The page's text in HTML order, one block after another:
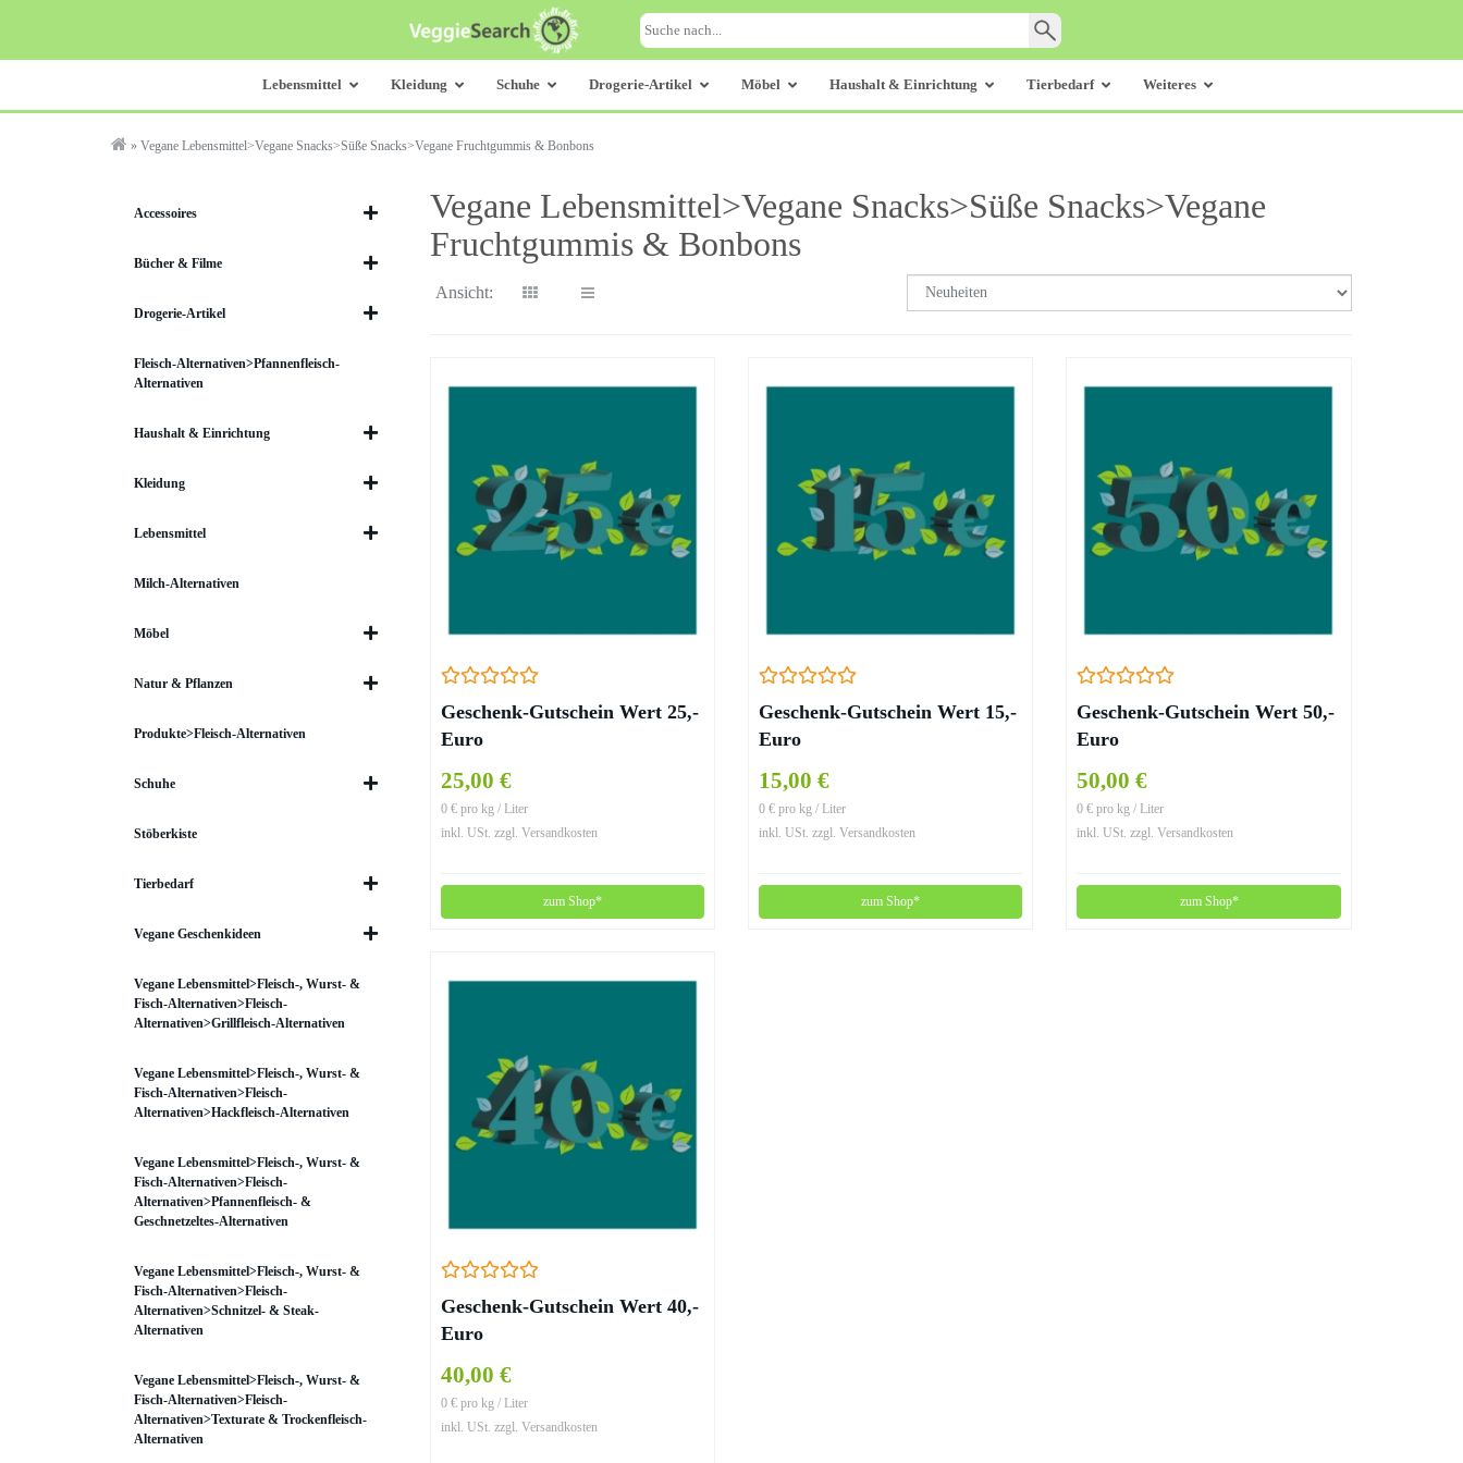
main
Lebensmittel Kleidung Schuhe Drogerie-Artikel Möbel Haushalt & Einrichtung Tierbedarf Weiteres
» Vegane Lebensmittel>Vegane Snacks>Süße Snacks>Vegane Fruchtgummis & Bonbons
Vegane Lebensmittel>Vegane Snacks>Süße Snacks>Vegane
Fruchtgummis & Bonbons
Ansicht:
Geschenk-Gutschein Wert 25,-
Euro
25,00 €
0 € pro kg / Liter
inkl. USt. zzgl. Versandkosten
zum Shop*
Geschenk-Gutschein Wert 15,-
Euro
15,00 €
0 € pro kg / Liter
inkl. USt. zzgl. Versandkosten
zum Shop*
Geschenk-Gutschein Wert 50,-
Euro
50,00 €
0 € pro kg / Liter
inkl. USt. zzgl. Versandkosten
zum Shop*
Geschenk-Gutschein Wert 40,-
Euro
40,00 €
0 € pro kg / Liter
inkl. USt. zzgl. Versandkosten
Accessoires
Bücher & Filme
Drogerie-Artikel
Fleisch-Alternativen>Pfannenfleisch-
Alternativen
Haushalt & Einrichtung
Kleidung
Lebensmittel
Milch-Alternativen
Möbel
Natur & Pflanzen
Produkte>Fleisch-Alternativen
Schuhe
Stöberkiste
Tierbedarf
Vegane Geschenkideen
Vegane Lebensmittel>Fleisch-, Wurst- &
Fisch-Alternativen>Fleisch-
Alternativen>Grillfleisch-Alternativen
Vegane Lebensmittel>Fleisch-, Wurst- &
Fisch-Alternativen>Fleisch-
Alternativen>Hackfleisch-Alternativen
Vegane Lebensmittel>Fleisch-, Wurst- &
Fisch-Alternativen>Fleisch-
Alternativen>Pfannenfleisch- &
Geschnetzeltes-Alternativen
Vegane Lebensmittel>Fleisch-, Wurst- &
Fisch-Alternativen>Fleisch-
Alternativen>Schnitzel- & Steak-
Alternativen
Vegane Lebensmittel>Fleisch-, Wurst- &
Fisch-Alternativen>Fleisch-
Alternativen>Texturate & Trockenfleisch-
Alternativen